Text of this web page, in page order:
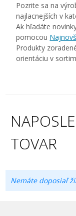
Pozrite sa na
najlacnejších v
Ak hľadáte
pomocou
Produkty
orientáciu v
TOVAR
Nemáte doposiaľ